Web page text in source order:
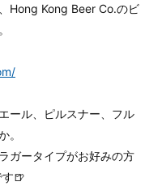
Hong Kong Beer Co.のビ
ール、ピルスナー、フル
。
ガータイプがお好みの方
🍺